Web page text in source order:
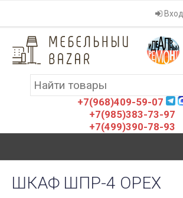
Вход
+7(968)409-59-07
+7(985)383-73-97
+7(499)390-78-93
ШКАФ ШПР-4 ОРЕХ